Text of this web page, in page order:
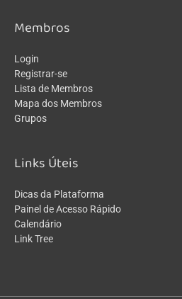
Membros
Login
Registrar-se
Lista de Membros
Mapa dos Membros
Grupos
Links Úteis
Dicas da Plataforma
Painel de Acesso Rápido
Calendário
Link Tree